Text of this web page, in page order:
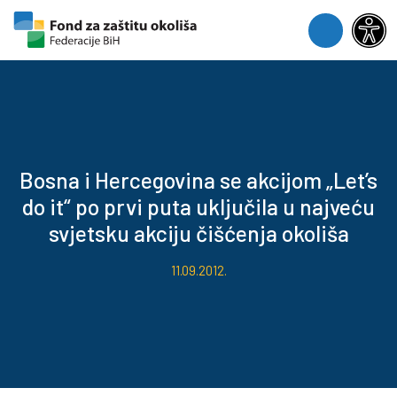
Skip to content
Skip to footer
Menu
Bosna i Hercegovina se akcijom „Let’s
do it“ po prvi puta uključila u najveću
svjetsku akciju čišćenja okoliša
11.09.2012.